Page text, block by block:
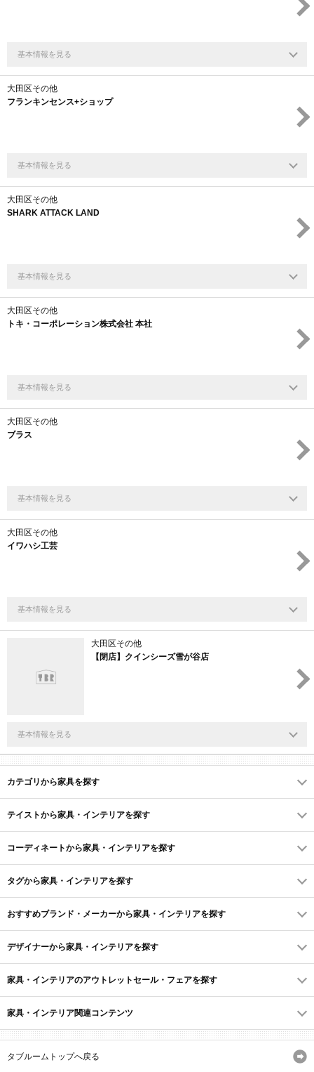
基本情報を見る
大田区その他
フランキンセンス+ショップ
基本情報を見る
大田区その他
SHARK ATTACK LAND
基本情報を見る
大田区その他
トキ・コーポレーション株式会社 本社
基本情報を見る
大田区その他
ブラス
基本情報を見る
大田区その他
イワハシ工芸
基本情報を見る
大田区その他
【閉店】クインシーズ雪が谷店
基本情報を見る
カテゴリから家具を探す
テイストから家具・インテリアを探す
コーディネートから家具・インテリアを探す
タグから家具・インテリアを探す
おすすめブランド・メーカーから家具・インテリアを探す
デザイナーから家具・インテリアを探す
家具・インテリアのアウトレットセール・フェアを探す
家具・インテリア関連コンテンツ
タブルームトップへ戻る